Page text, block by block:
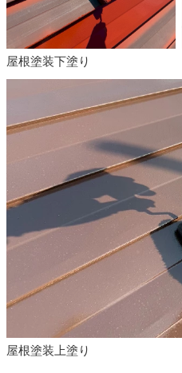
屋根塗装下塗り
屋根塗装上塗り